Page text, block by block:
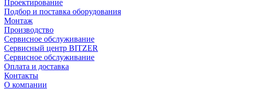
Проектирование
Подбор и поставка оборудования
Монтаж
Производство
Сервисное обслуживание
Сервисный центр BITZER
Сервисное обслуживание
Оплата и доставка
Контакты
О компании